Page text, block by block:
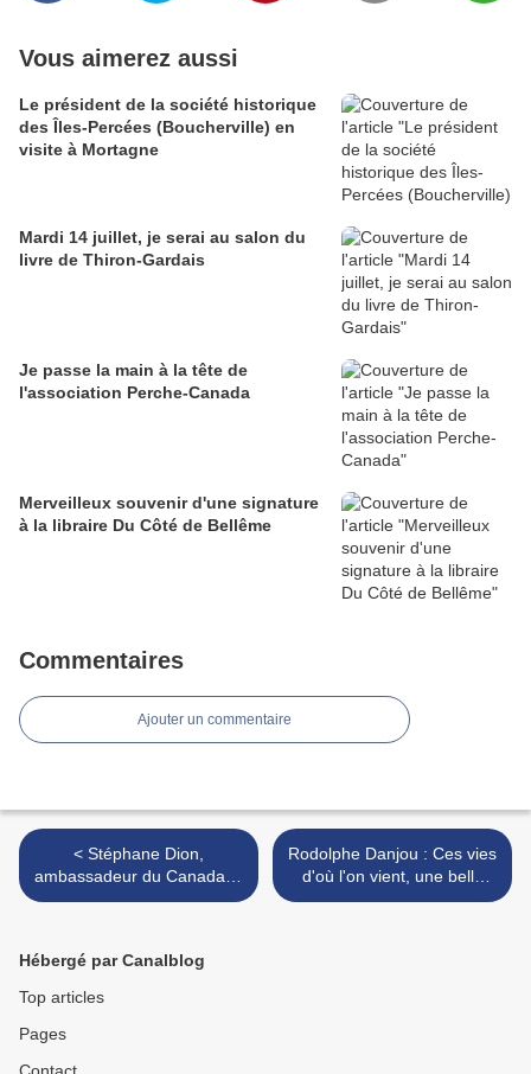
Vous aimerez aussi
Le président de la société historique
des Îles-Percées (Boucherville) en
visite à Mortagne
Mardi 14 juillet, je serai au salon du
livre de Thiron-Gardais
Je passe la main à la tête de
l'association Perche-Canada
Merveilleux souvenir d'une signature
à la libraire Du Côté de Bellême
Commentaires
Ajouter un commentaire
< Stéphane Dion,
ambassadeur du Canada, à
Mortagne sur la trace de
1634
Rodolphe Danjou : Ces vies
d'où l'on vient, une belle
lecture. >
Hébergé par Canalblog
Top articles
Pages